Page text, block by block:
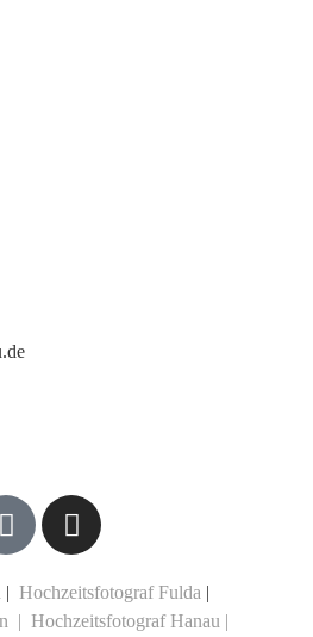
| Hochzeitsfotograf Fulda |
| Hochzeitsfotograf Hanau |